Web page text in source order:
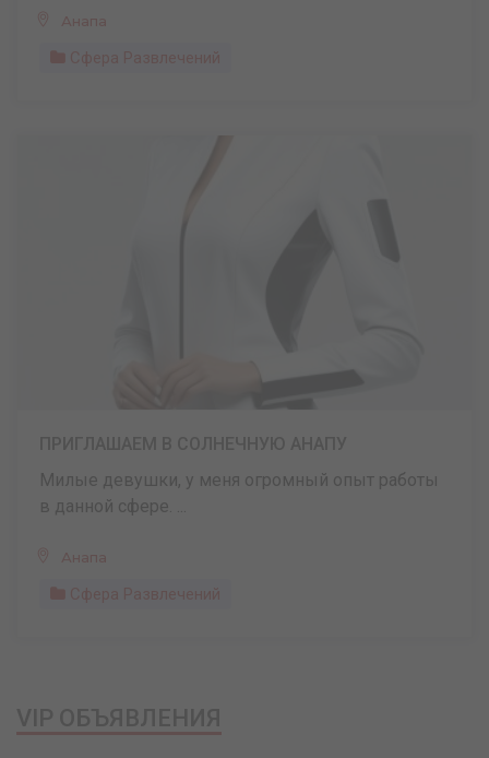
Анапа
Сфера Развлечений
Милые девушки, у меня огромный опыт работы
в данной сфере. ...
Анапа
Сфера Развлечений